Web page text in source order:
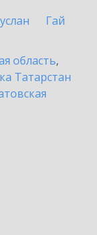
Гай
область,
Татарстан